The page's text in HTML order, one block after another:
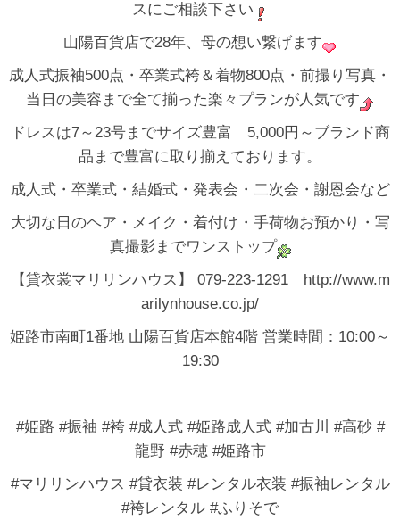
スにご相談下さい
山陽百貨店で28年、母の想い繋げます
成人式振袖500点・卒業式袴＆着物800点・前撮り写真・
当日の美容まで全て揃った楽々プランが人気です
ドレスは7～23号までサイズ豊富 5,000円～ブランド商
品まで豊富に取り揃えております。
成人式・卒業式・結婚式・発表会・二次会・謝恩会など
大切な日のヘア・メイク・着付け・手荷物お預かり・写
真撮影までワンストップ
【貸衣裳マリリンハウス】 079-223-1291 http://www.m
arilynhouse.co.jp/
姫路市南町1番地 山陽百貨店本館4階 営業時間：10:00～
19:30
#姫路 #振袖 #袴 #成人式 #姫路成人式 #加古川 #高砂 #
龍野 #赤穂 #姫路市
#マリリンハウス #貸衣装 #レンタル衣装 #振袖レンタル
#袴レンタル #ふりそで